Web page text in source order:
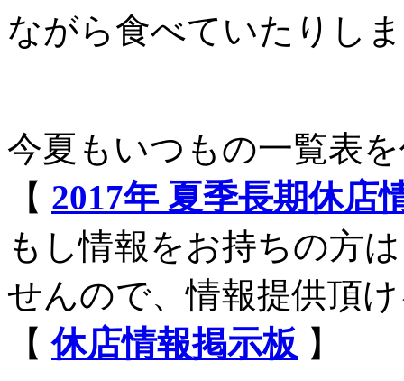
ながら食べていたりし
今夏もいつもの一覧表
【 2017年 夏季長期休店
もし情報をお持ちの方
せんので、情報提供頂
【休店情報掲示板 】